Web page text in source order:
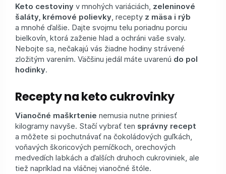
Keto cestoviny v mnohých variáciách, zeleninové
šaláty, krémové polievky , recepty z mäsa i rýb
a mnohé ďalšie. Dajte svojmu telu poriadnu porciu
bielkovín, ktorá zaženie hlad a ochráni vaše svaly.
Nebojte sa, nečakajú vás žiadne hodiny strávené
zložitým varením. Väčšinu jedál máte uvarenú do pol
hodinky.
Recepty na keto cukrovinky
Vianočné maškrtenie nemusia nutne priniesť
kilogramy navyše. Stačí vybrať ten správny recept
a môžete si pochutnávať na čokoládových guľkách,
voňavých škoricových perníčkoch, orechových
medvedích labkách a ďalších druhoch cukroviniek, ale
tiež napríklad na vláčnej vianočné štóle.